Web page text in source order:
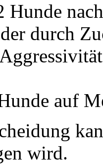
Hunde
durch
auf
wird.